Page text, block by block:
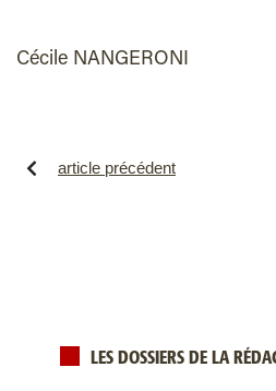
Cécile NANGERONI
article précédent
LES DOSSIERS DE LA